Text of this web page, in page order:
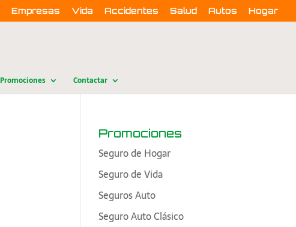
Empresas Vida Accidentes Salud Autos Hogar
Promociones Contactar
Promociones
Seguro de Hogar
Seguro de Vida
Seguros Auto
Seguro Auto Clásico